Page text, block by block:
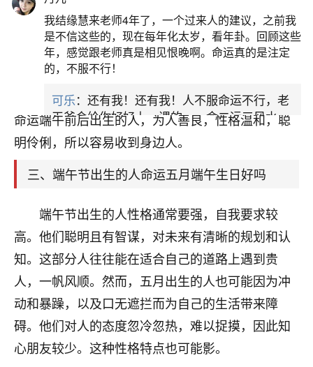
因为端午节是每年的农历五月初五，而大多数
出生在端午节的人，性格比较温和善良、彬彬有
礼。而且出生在端午节的人，无论是男性朋友还是
女性朋友，在人际交往上都是非常不错的。而且非
常有贵人运，令人十分羡慕。端午节前后出生的人
命运端午前后出生的人，为人善良，性格温和，聪
明伶俐，所以容易收到身边人。
三、端午节出生的人命运五月端午生日好吗
端午节出生的人性格通常要强，自我要求较
高。他们聪明且有智谋，对未来有清晰的规划和认
知。这部分人往往能在适合自己的道路上遇到贵
人，一帆风顺。然而，五月出生的人也可能因为冲
动和暴躁，以及口无遮拦而为自己的生活带来障
碍。他们对人的态度忽冷忽热，难以捉摸，因此知
心朋友较少。这种性格特点也可能影。
我结缘慧来老师4年了，一个过来人的建议，之前我
是不信这些的，现在每年化太岁，看年卦。回顾这些
年，感觉跟老师真是相见恨晚啊。命运真的是注定
的，不服不行！
可乐：还有我！还有我！人不服命运不行，老
天爷会给你好好上一课的。一命二运三风水，
哪样不服都不行！
平安是福：我也是每年找老师化太岁，看年
卦，认识老师3年了，都是缘分啊！
心若莲花
我是做餐饮的，这两年，生意屡屡受挫，店开一家关
一家，要么生意不好，生意好的就出事。前些年攒的
家底快败光了，真是倒霉！我也想找人看看到底怎么
回事？
鹿森：你可以找老师看看，人有时不服命不行
啊！